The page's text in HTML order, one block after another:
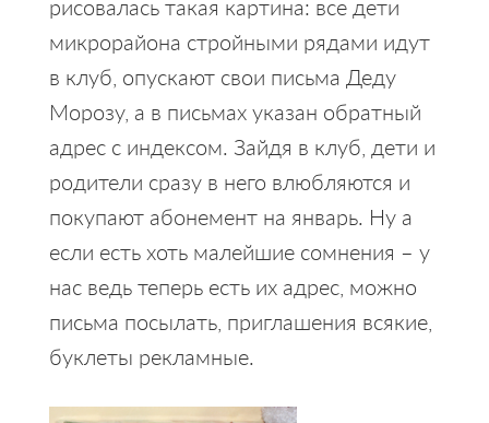
рисовалась такая картина: все дети
микрорайона стройными рядами идут
в клуб, опускают свои письма Деду
Морозу, а в письмах указан обратный
адрес с индексом. Зайдя в клуб, дети и
родители сразу в него влюбляются и
покупают абонемент на январь. Ну а
если есть хоть малейшие сомнения – у
нас ведь теперь есть их адрес, можно
письма посылать, приглашения всякие,
буклеты рекламные.